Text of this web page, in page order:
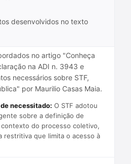
desenvolvidos no texto
no artigo "Conheça
na ADI n. 3943 e
necessários sobre STF,
por Maurilio Casas Maia.
necessitado: O STF adotou
sobre a definição de
do processo coletivo,
restritiva que limita o acesso à